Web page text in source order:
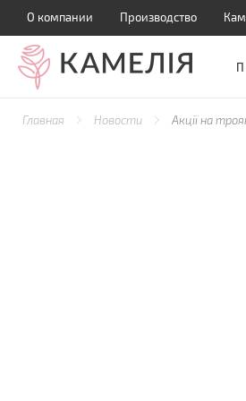
О компании Производство
Главная Новости Акції на